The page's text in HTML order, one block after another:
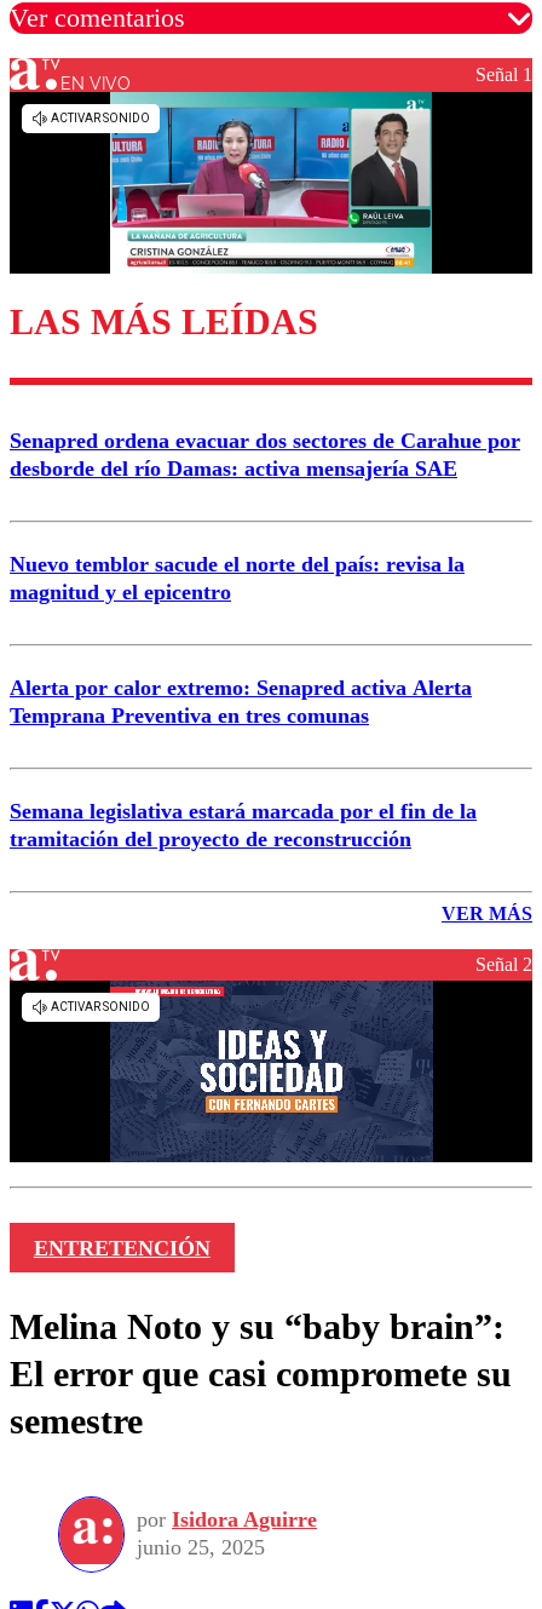
Ver comentarios
Los comentarios son moderados para garantizar un
diálogo respetuoso.
Enviar comentario
EN VIVO Señal 1
LAS MÁS LEÍDAS
Senapred ordena evacuar dos sectores de Carahue por
desborde del río Damas: activa mensajería SAE
Nuevo temblor sacude el norte del país: revisa la
magnitud y el epicentro
Alerta por calor extremo: Senapred activa Alerta
Temprana Preventiva en tres comunas
Semana legislativa estará marcada por el fin de la
tramitación del proyecto de reconstrucción
VER MÁS
Señal 2
ENTRETENCIÓN
Melina Noto y su “baby brain”:
El error que casi compromete su
semestre
por Isidora Aguirre
junio 25, 2025